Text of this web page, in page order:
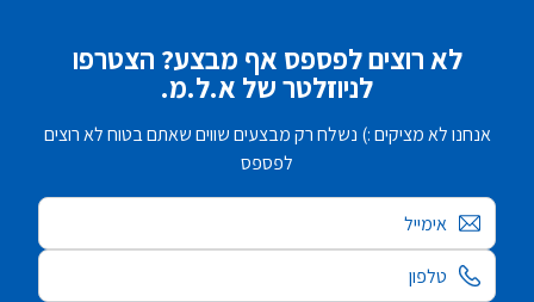
לא רוצים לפספס אף מבצע? הצטרפו
לניוזלטר של א.ל.מ.
אנחנו לא מציקים :) נשלח רק מבצעים שווים שאתם בטוח לא רוצים
לפספס
אימייל